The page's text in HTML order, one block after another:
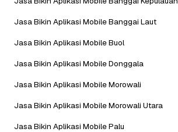
Jasa Bikin Aplikasi Mobile Banggai Laut
Jasa Bikin Aplikasi Mobile Buol
Jasa Bikin Aplikasi Mobile Donggala
Jasa Bikin Aplikasi Mobile Morowali
Jasa Bikin Aplikasi Mobile Morowali Utara
Jasa Bikin Aplikasi Mobile Palu